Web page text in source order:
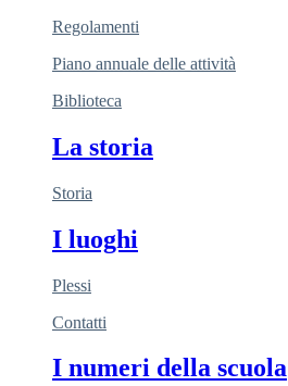
Regolamenti
Piano annuale delle attività
Biblioteca
La storia
Storia
I luoghi
Plessi
Contatti
I numeri della scuola